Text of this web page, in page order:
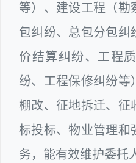
等）、建设工程（勘
包纠纷、总包分包纠
价结算纠纷、工程
纷、工程保修纠纷等
棚改、征地拆迁、征
标投标、物业管理和
务，能有效维护委托